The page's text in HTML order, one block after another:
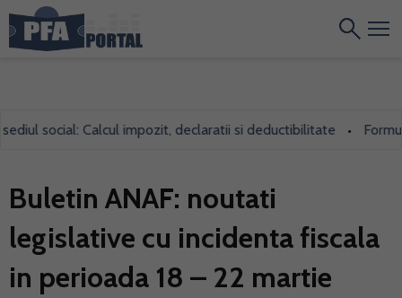
social: Calcul impozit, declaratii si deductibilitate •
Buletin ANAF: noutati
legislative cu incidenta fiscala
in perioada 18 – 22 martie